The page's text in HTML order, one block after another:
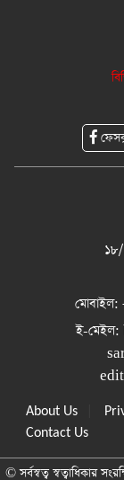
ই-মেইল:
About Us
Contact Us
© সর্বস্বত্ব স্বত্বাধিকার